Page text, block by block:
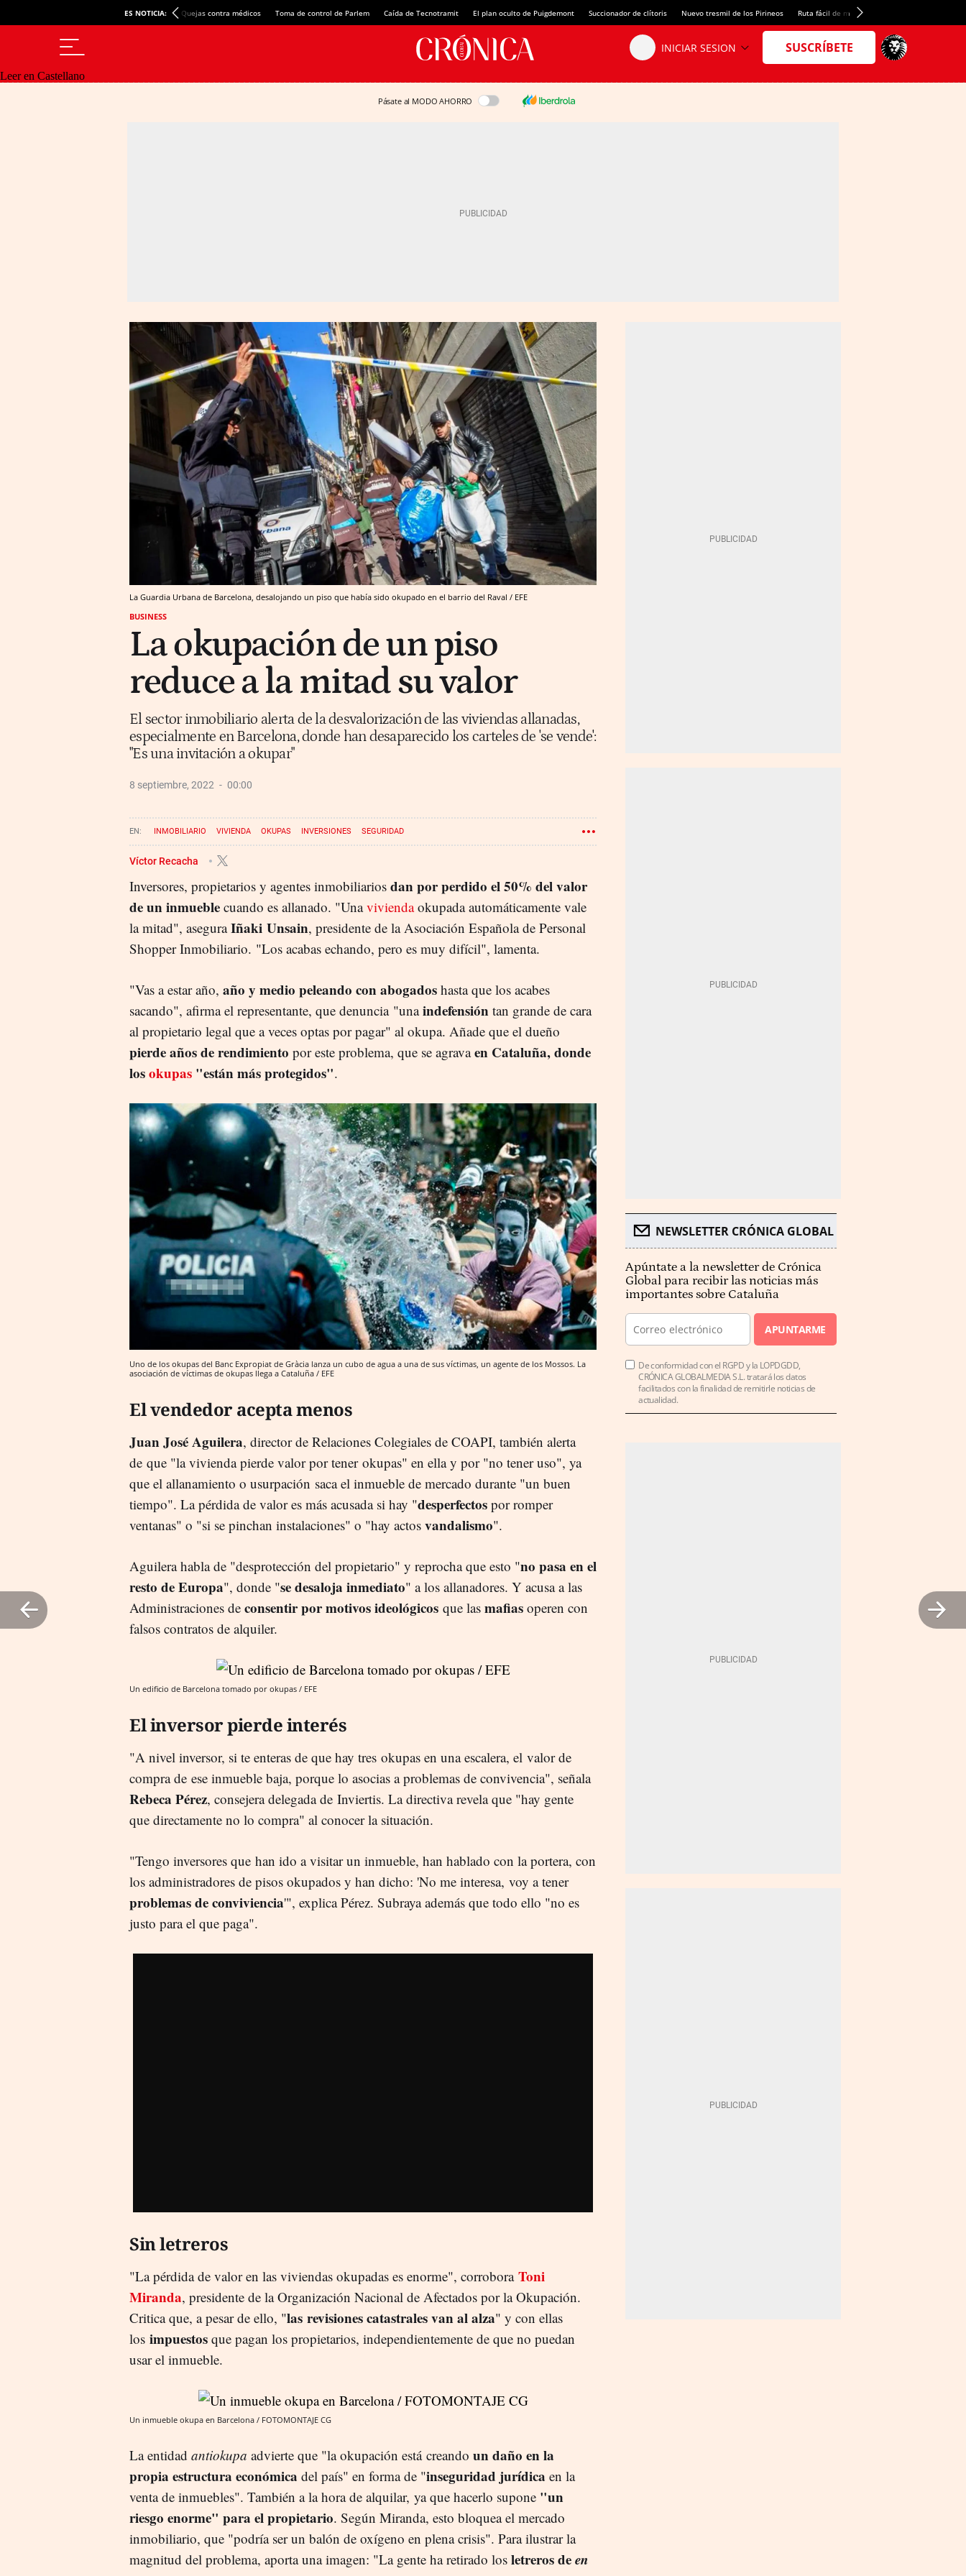
ES NOTICIA: Quejas contra médicos Toma de control de Parlem Caída de Tecnotramit El plan oculto de Puigdemont Succionador de clítoris Nuevo tresmil de los Pirineos Ruta fácil de montaña
Leer en Castellano
Pásate al MODO AHORRO
La Guardia Urbana de Barcelona, desalojando un piso que había sido okupado en el barrio del Raval / EFE
BUSINESS
La okupación de un piso
reduce a la mitad su valor
El sector inmobiliario alerta de la desvalorización de las viviendas allanadas,
especialmente en Barcelona, donde han desaparecido los carteles de 'se vende':
"Es una invitación a okupar"
8 septiembre, 2022 00:00
INMOBILIARIO VIVIENDA OKUPAS INVERSIONES SEGURIDAD
Víctor Recacha
Inversores, propietarios y agentes inmobiliarios dan por perdido el 50% del valor
de un inmueble cuando es allanado. "Unaviviendaokupada automáticamente vale
la mitad", aseguraIñaki Unsain, presidente de la Asociación Española de Personal
Shopper Inmobiliario. "Los acabas echando, pero es muy difícil", lamenta.
"Vas a estar año, año y medio peleando con abogados hasta que los acabes
sacando", afirma el representante, que denuncia "unaindefensión tan grande de cara
al propietario legal que a veces optas por pagar" al okupa. Añade que el dueño
pierde años de rendimiento por este problema, que se agravaen Cataluña, donde
losokupas "están más protegidos".
Uno de los okupas del Banc Expropiat de Gràcia lanza un cubo de agua a una de sus víctimas, un agente de los Mossos. La
asociación de víctimas de okupas llega a Cataluña / EFE
El vendedor acepta menos
Juan José Aguilera, director de Relaciones Colegiales de COAPI, también alerta
de que "la vivienda pierde valor por tener okupas" en ella y por "no tener uso", ya
que el allanamiento o usurpación saca el inmueble de mercado durante "un buen
tiempo". La pérdida de valor es más acusada si hay "desperfectos por romper
ventanas" o "si se pinchan instalaciones" o "hay actos vandalismo".
Aguilera habla de "desprotección del propietario" y reprocha que esto "no pasa en el
resto de Europa", donde "se desaloja inmediato" a los allanadores. Y acusa a las
Administraciones de consentir por motivos ideológicos que las mafias operen con
falsos contratos de alquiler.
Un edificio de Barcelona tomado por okupas / EFE
El inversor pierde interés
"A nivel inversor, si te enteras de que hay tres okupas en una escalera, el valor de
compra de ese inmueble baja, porque lo asocias a problemas de convivencia", señala
Rebeca Pérez, consejera delegada de Inviertis. La directiva revela que "hay gente
que directamente no lo compra" al conocer la situación.
"Tengo inversores que han ido a visitar un inmueble, han hablado con la portera, con
los administradores de pisos okupados y han dicho: 'No me interesa, voy a tener
problemas de conviviencia'", explica Pérez. Subraya además que todo ello "no es
justo para el que paga".
Sin letreros
"La pérdida de valor en las viviendas okupadas es enorme", corrobora Toni
Miranda, presidente de la Organización Nacional de Afectados por la Okupación.
Critica que, a pesar de ello, "las revisiones catastrales van al alza" y con ellas
los impuestos que pagan los propietarios, independientemente de que no puedan
usar el inmueble.
Un inmueble okupa en Barcelona / FOTOMONTAJE CG
La entidad antiokupa advierte que "la okupación está creando un daño en la
propia estructura económica del país" en forma de "inseguridad jurídica en la
venta de inmuebles". También a la hora de alquilar, ya que hacerlo supone "un
riesgo enorme" para el propietario. Según Miranda, esto bloquea el mercado
inmobiliario, que "podría ser un balón de oxígeno en plena crisis". Para ilustrar la
magnitud del problema, aporta una imagen: "La gente ha retirado los letreros deen
NEWSLETTER CRÓNICA GLOBAL
Apúntate a la newsletter de Crónica
Global para recibir las noticias más
importantes sobre Cataluña
APUNTARME
De conformidad con el RGPD y la LOPDGDD,
CRÓNICA GLOBALMEDIA S.L. tratará los datos
facilitados con la finalidad de remitirle noticias de
actualidad.